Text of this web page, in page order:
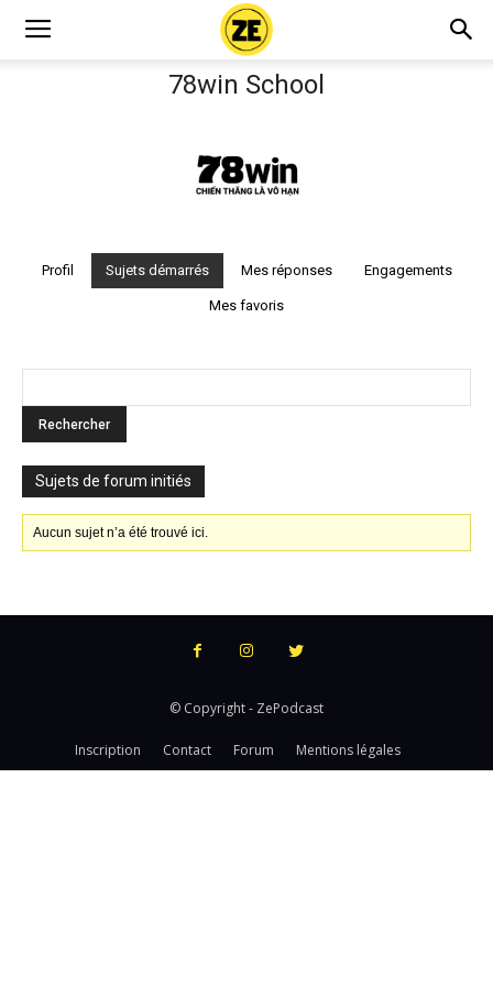
78win School
Profil Sujets démarrés Mes réponses Engagements
Mes favoris
Sujets de forum initiés
Aucun sujet n’a été trouvé ici.
© Copyright - ZePodcast
Inscription Contact Forum Mentions légales